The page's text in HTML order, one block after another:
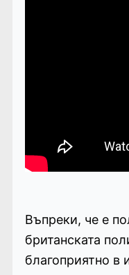
Въпреки, че е
британската
благоприятно в